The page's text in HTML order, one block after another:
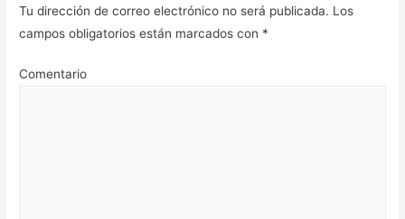
Tu dirección de correo electrónico no será publicada. Los
campos obligatorios están marcados con *
Comentario